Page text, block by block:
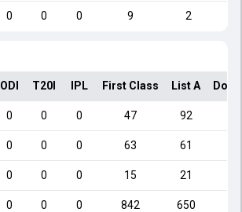
0 0 0 9 2
ODI T20I IPL First Class List A
0 0 0 47 92
0 0 0 63 61
0 0 0 15 21
0 0 0 842 650